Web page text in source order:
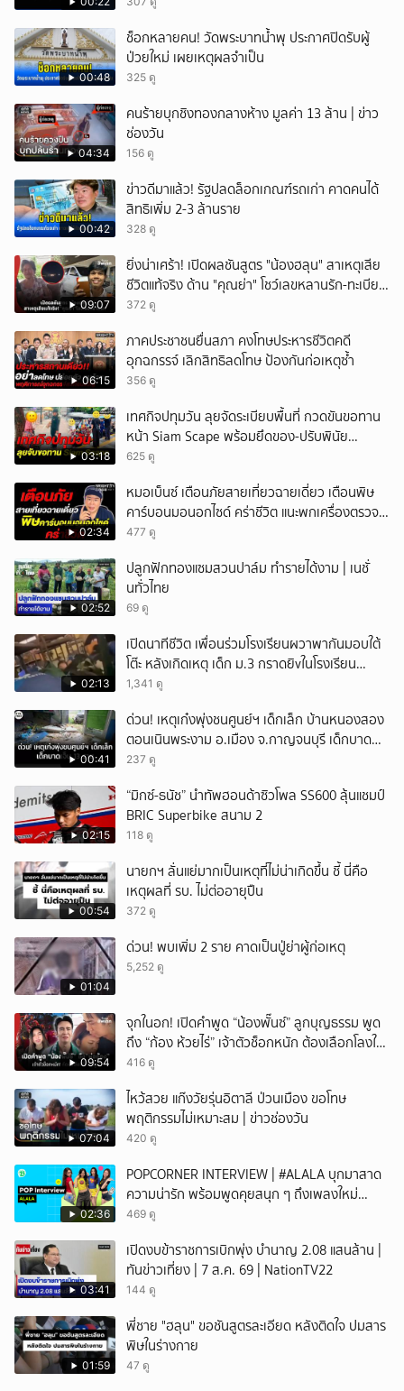
00:48
ช็อกหลายคน! วัดพระบาทน้ำพุ ประกาศปิดรับผู้
ป่วยใหม่ เผยเหตุผลจำเป็น
325 ดู
04:34
คนร้ายบุกชิงทองกลางห้าง มูลค่า 13 ล้าน | ข่าว
ช่องวัน
156 ดู
00:42
ข่าวดีมาแล้ว! รัฐปลดล็อกเกณฑ์รถเก่า คาดคนได้
สิทธิเพิ่ม 2-3 ล้านราย
328 ดู
09:07
ยิ่งน่าเศร้า! เปิดผลชันสูตร "น้องฮลุน" สาเหตุเสีย
ชีวิตแท้จริง ด้าน "คุณย่า" โชว์เลขหลานรัก-ทะเบียน
รถเคลื่อนร่าง!
372 ดู
06:15
ภาคประชาชนยื่นสภา คงโทษประหารชีวิตคดี
อุกฉกรรจ์ เลิกสิทธิลดโทษ ป้องกันก่อเหตุซ้ำ
356 ดู
03:18
เทศกิจปทุมวัน ลุยจัดระเบียบพื้นที่ กวดขันขอทาน
หน้า Siam Scape พร้อมยึดของ-ปรับพินัย
แผงลอย
625 ดู
02:34
หมอเบ็นซ์ เตือนภัยสายเที่ยวฉายเดี่ยว เตือนพิษ
คาร์บอนมอนอกไซด์ คร่าชีวิต แนะพกเครื่องตรวจ
วัดติดตัว
477 ดู
02:52
ปลูกฟักทองแซมสวนปาล์ม ทำรายได้งาม | เนชั่
นทั่วไทย
69 ดู
02:13
เปิดนาทีชีวิต เพื่อนร่วมโรงเรียนผวาพากันมอบใต้
โต๊ะ หลังเกิดเหตุ เด็ก ม.3 กราดยิvในโรงเรียน
เทพศิรินทร์นนท์ แบบไม่เลือกหน้า เสียงปืนดังสนั่น
1,341 ดู
00:41
ด่วน! เหตุเก๋งพุ่งชนศูนย์ฯ เด็กเล็ก บ้านหนองสอง
ตอนเนินพระงาม อ.เมือง จ.กาญจนบุรี เด็กบาด
เจ็บ 13 ราย
237 ดู
02:15
“มิกซ์-ธนัช” นำทัพฮอนด้าซิวโพล SS600 ลุ้นแชมป์
BRIC Superbike สนาม 2
118 ดู
00:54
นายกฯ ลั่นแย่มากเป็นเหตุที่ไม่น่าเกิดขึ้น ชี้ นี่คือ
เหตุผลที่ รบ. ไม่ต่ออายุปืน
372 ดู
01:04
ด่วน! พบเพิ่ม 2 ราย คาดเป็นปู่ย่าผู้ก่อเหตุ
5,252 ดู
09:54
จุกในอก! เปิดคำพูด “น้องพั๊นซ์” ลูกบุญธรรม พูด
ถึง “ก้อง ห้วยไร่” เจ้าตัวช็อกหนัก ต้องเลือกโลงให้
ลูก!
416 ดู
07:04
ไหว้สวย แก๊งวัยรุ่นอิตาลี ป่วนเมือง ขอโทษ
พฤติกรรมไม่เหมาะสม | ข่าวช่องวัน
420 ดู
02:36
POPCORNER INTERVIEW | #ALALA บุกมาสาด
ความน่ารัก พร้อมพูดคุยสนุก ๆ ถึงเพลงใหม่
'ON&OFF'
469 ดู
03:41
เปิดงบข้าราชการเบิกพุ่ง บำนาญ 2.08 แสนล้าน |
ทันข่าวเที่ยง | 7 ส.ค. 69 | NationTV22
144 ดู
01:59
พี่ชาย "ฮลุน" ขอชันสูตรละเอียด หลังติดใจ ปมสาร
พิษในร่างกาย
47 ดู